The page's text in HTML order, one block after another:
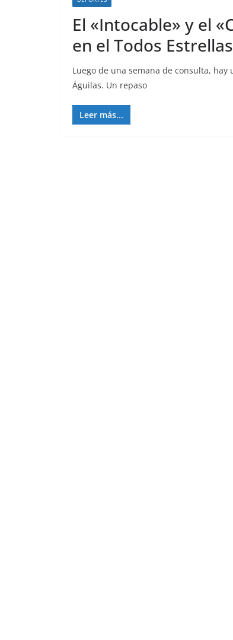
El «Intocable» y el
en el Todos
Luego de una semana de consulta,
Águilas. Un repaso
Leer más...